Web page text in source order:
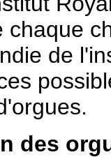
chaque
de
des